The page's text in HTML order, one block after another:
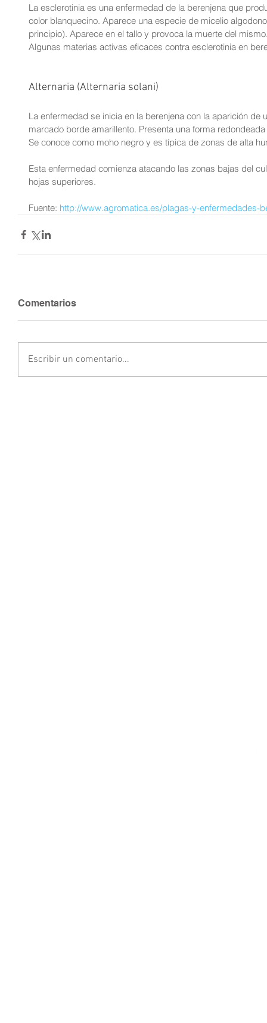
La esclerotinia es una enfermedad de la berenjena que
color blanquecino. Aparece una especie de micelio
principio). Aparece en el tallo y provoca la muerte del
Algunas materias activas eficaces contra esclerotinia en
Alternaria (Alternaria solani)
La enfermedad se inicia en la berenjena con la aparición
marcado borde amarillento. Presenta una forma
Se conoce como moho negro y es típica de zonas de alta
Esta enfermedad comienza atacando las zonas bajas del
hojas superiores.
Fuente: http://www.agromatica.es/plagas-y-enfermedades-
Comentarios
Escribir un comentario...